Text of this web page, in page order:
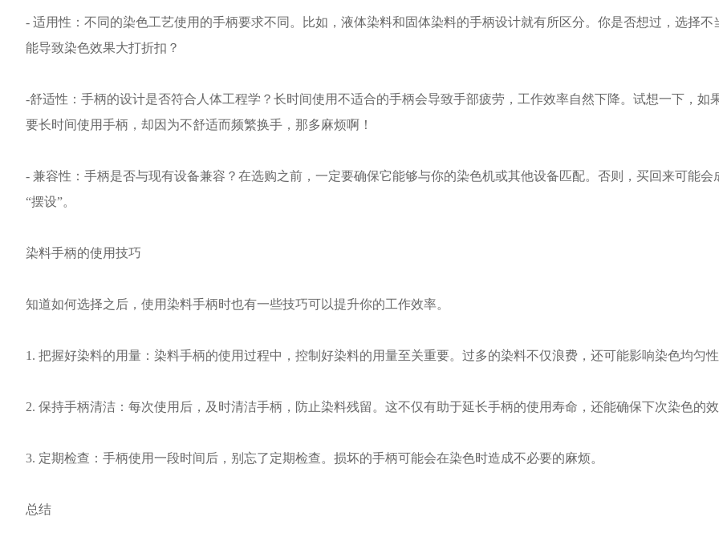
- 适用性：不同的染色工艺使用的手柄要求不同。比如，液体染料和固体染料的手柄设计就有所区分。你是否想过，选择不
能导致染色效果大打折扣？
-舒适性：手柄的设计是否符合人体工程学？长时间使用不适合的手柄会导致手部疲劳，工作效率自然下降。试想一下，如
要长时间使用手柄，却因为不舒适而频繁换手，那多麻烦啊！
- 兼容性：手柄是否与现有设备兼容？在选购之前，一定要确保它能够与你的染色机或其他设备匹配。否则，买回来可能会
“摆设”。
染料手柄的使用技巧
知道如何选择之后，使用染料手柄时也有一些技巧可以提升你的工作效率。
1. 把握好染料的用量：染料手柄的使用过程中，控制好染料的用量至关重要。过多的染料不仅浪费，还可能影响染色均匀性
2. 保持手柄清洁：每次使用后，及时清洁手柄，防止染料残留。这不仅有助于延长手柄的使用寿命，还能确保下次染色的效
3. 定期检查：手柄使用一段时间后，别忘了定期检查。损坏的手柄可能会在染色时造成不必要的麻烦。
总结